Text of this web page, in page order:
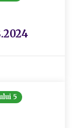
5